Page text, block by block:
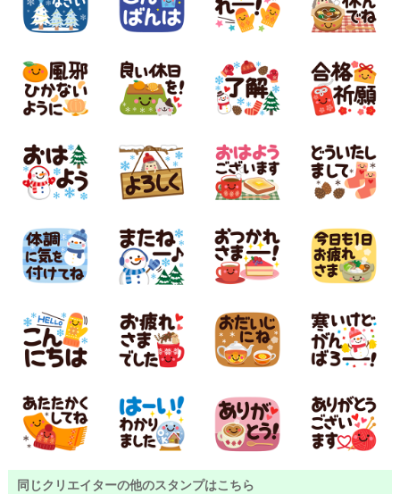
同じクリエイターの他のスタンプはこちら